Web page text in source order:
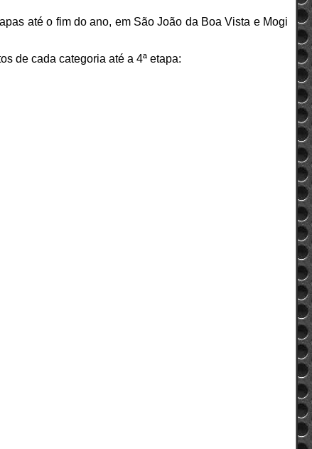
até o fim do ano, em São João da Boa Vista e Mogi
de cada categoria até a 4ª etapa: